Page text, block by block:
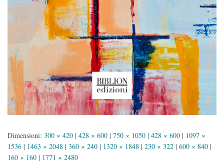
Dimensioni: 300 × 420 | 428 × 600 | 750 × 1050 | 428 × 600 | 1097 ×
1536 | 1463 × 2048 | 360 × 240 | 1320 × 1848 | 230 × 322 | 600 × 840 |
160 × 160 | 1771 × 2480